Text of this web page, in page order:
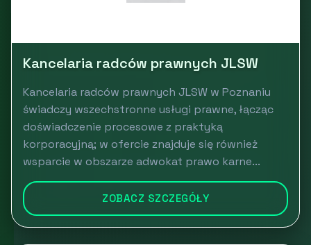
Kancelaria radców prawnych JLSW
Kancelaria radców prawnych JLSW w Poznaniu
świadczy wszechstronne usługi prawne, łącząc
doświadczenie procesowe z praktyką
korporacyjną; w ofercie znajduje się również
wsparcie w obszarze adwokat prawo karne...
ZOBACZ SZCZEGÓŁY